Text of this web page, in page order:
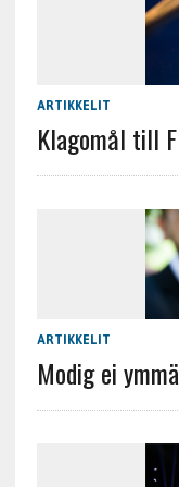
ARTIKKELIT
Klagomål till
ARTIKKELIT
Modig ei